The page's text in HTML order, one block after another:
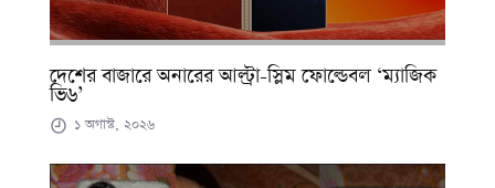
দেশের বাজারে অনারের আল্ট্রা-স্লিম ফোল্ডেবল ‘ম্যাজিক
ভি৬’
১ অগাস্ট, ২০২৬